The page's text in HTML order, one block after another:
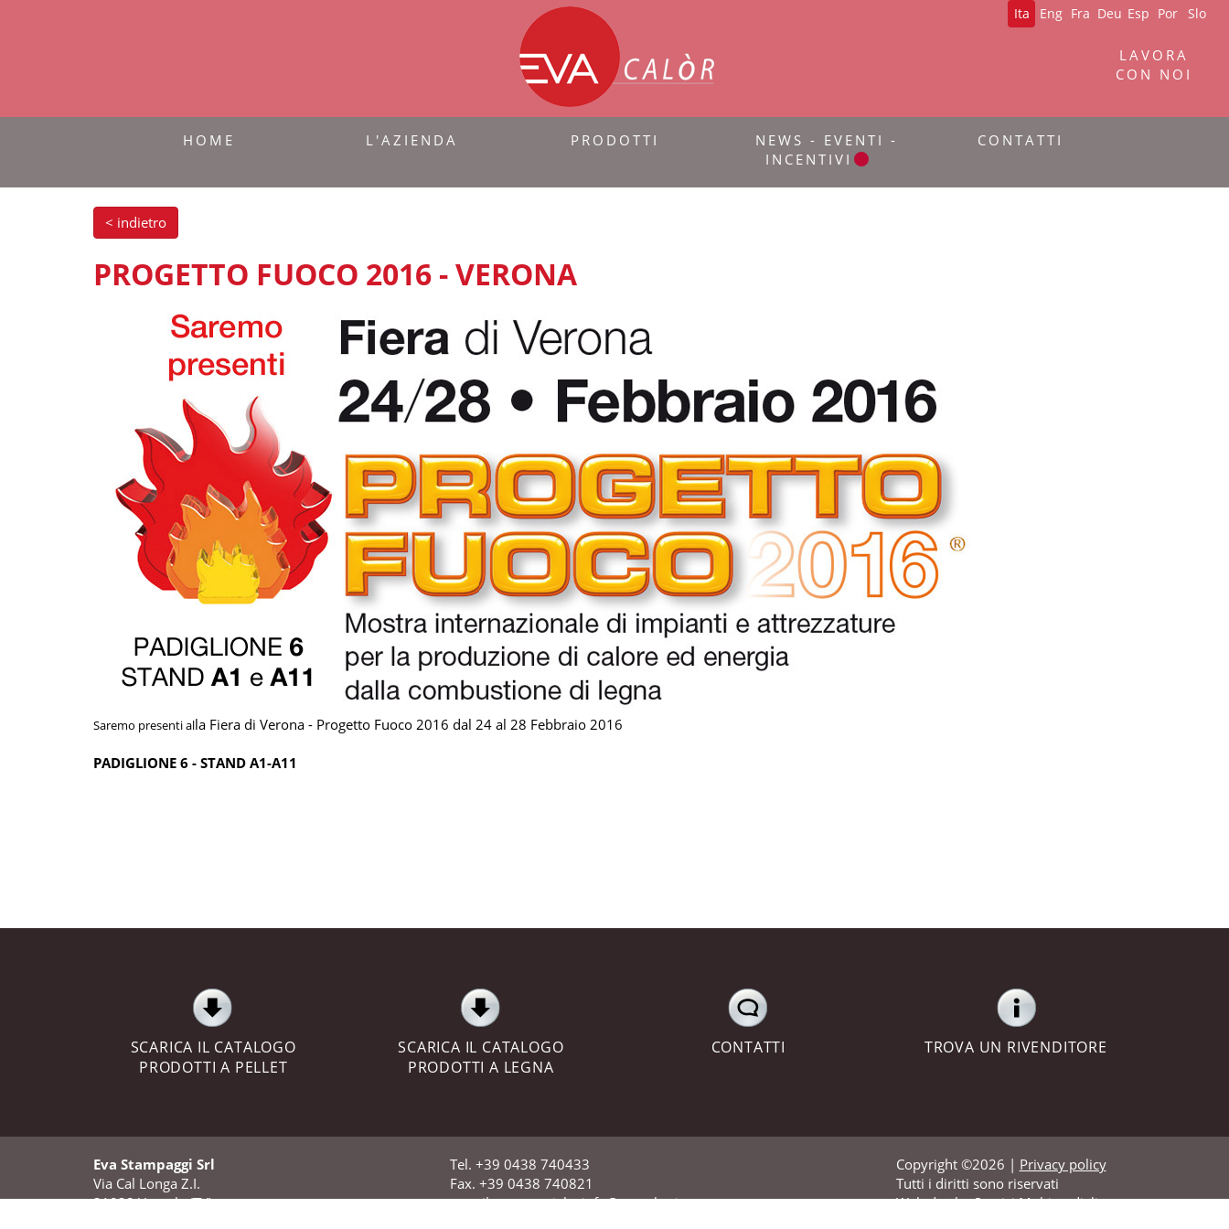
Ita Eng Fra Deu Esp Por Slo
LAVORA
CON NOI
HOME L'AZIENDA PRODOTTI
NEWS - EVENTI -
INCENTIVI
CONTATTI
< indietro
PROGETTO FUOCO 2016 - VERONA
Saremo presenti alla Fiera di Verona - Progetto Fuoco 2016 dal 24 al 28 Febbraio 2016
PADIGLIONE 6 - STAND A1-A11
SCARICA IL CATALOGO
PRODOTTI A PELLET
SCARICA IL CATALOGO
PRODOTTI A LEGNA
CONTATTI TROVA UN RIVENDITORE
Eva Stampaggi Srl
Via Cal Longa Z.I.
31028 Vazzola (TV)
Tel. +39 0438 740433
Fax. +39 0438 740821
e-mail commerciale:info@evacalor.it
Copyright ©2026 | Privacy policy
Tutti i diritti sono riservati
Web dev byServizi Multimediali